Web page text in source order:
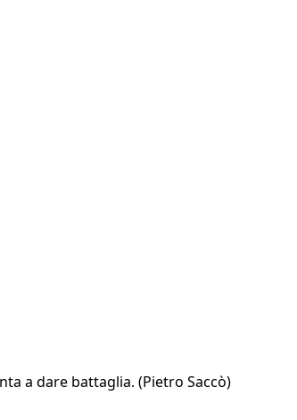
a dare battaglia. (Pietro Saccò)